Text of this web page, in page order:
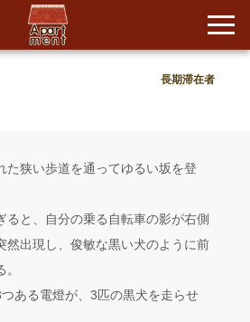
#インド #エッセイ #ボツ #マルシェ
#考え事
ベント&ショップ
長期滞在者
た狭い歩道を通ってゆるい坂を登
ると、自分の乗る自転車の影が右側
然出現し、俊敏な黒い犬のように前
ある電燈が、3匹の黒犬を走らせ